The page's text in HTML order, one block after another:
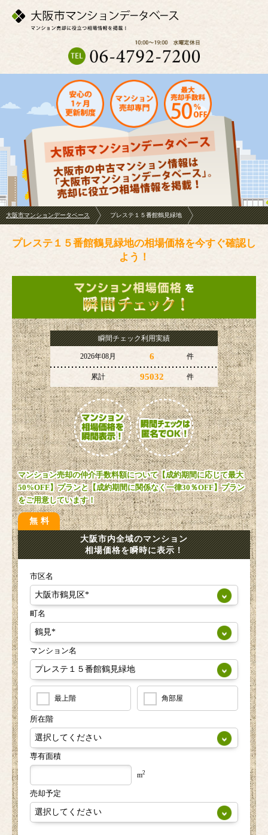
大阪市マンションデータベース プレステ１５番館鶴見緑地
プレステ１５番館鶴見緑地の相場価格を今すぐ確認し
よう！
瞬間チェック利用実績
2026年08月 6 件
累計 95032 件
マンション売却の仲介手数料額について【成約期間に応じて最大
50%OFF】プランと【成約期間に関係なく一律30％OFF】プラン
をご用意しています！
無料
大阪市内全域のマンション
相場価格を瞬時に表示！
市区名
町名
マンション名
最上階 角部屋
所在階
専有面積
m2
売却予定